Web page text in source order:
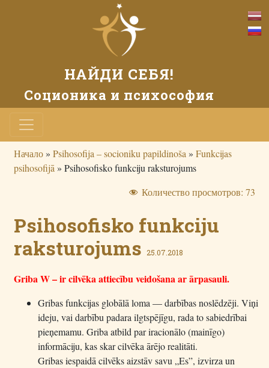
НАЙДИ СЕБЯ!
Соционика и психософия
Начало» Psihosofija – socioniku papildinoša » Funkcijas
psihosofijā » Psihosofisko funkciju raksturojums
Количество просмотров: 73
Psihosofisko funkciju
raksturojums 25.07.2018
Griba W – ir cilvēka attiecību veidošana ar ārpasauli.
Gribas funkcijas globālā loma — darbības noslēdzēji. Viņi
ideju, vai darbību padara ilgtspējīgu, rada to sabiedrībai
pieņemamu. Griba atbild par iracionālo (mainīgo)
informāciju, kas skar cilvēka ārējo realitāti.
Gribas iespaidā cilvēks aizstāv savu „Es”, izvirza un